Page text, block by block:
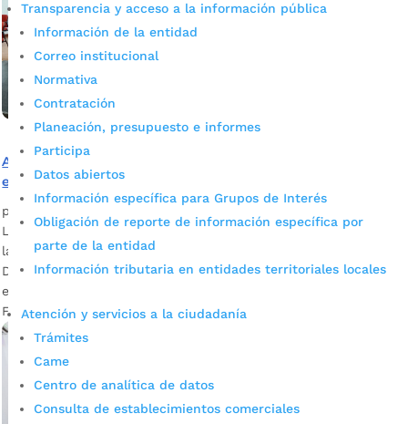
Transparencia y acceso a la información pública
Información de la entidad
Correo institucional
Normativa
Contratación
Planeación, presupuesto e informes
Participa
Datos abiertos
Información específica para Grupos de Interés
Obligación de reporte de información específica por
parte de la entidad
Información tributaria en entidades territoriales locales
Atención y servicios a la ciudadanía
Trámites
Came
Centro de analítica de datos
Consulta de establecimientos comerciales
Así se prepara la comunidad educativa para mejorar los
entornos escolares
por
La caracterización de los entornos escolares es una meta de
la Secretaría de Educación de Bucaramanga en el Plan de
Desarrollo que busca conocer todo lo que sucede en los
espacios que son comunes a la comunidad escolar.
Fotografía: prensa alcaldía de Bucaramanga Ana...